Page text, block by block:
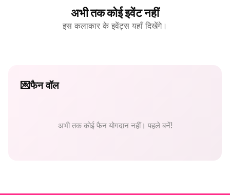
अभी तक कोई इवेंट नहीं
इस कलाकार के इवेंट्स यहाँ दिखेंगे।
💌फैन वॉल
अभी तक कोई फैन योगदान नहीं। पहले बनें!